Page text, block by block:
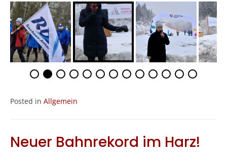
Posted in Allgemein
Neuer Bahnrekord im Harz!